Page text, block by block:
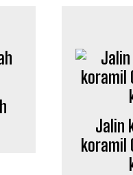
Jalin
koramil